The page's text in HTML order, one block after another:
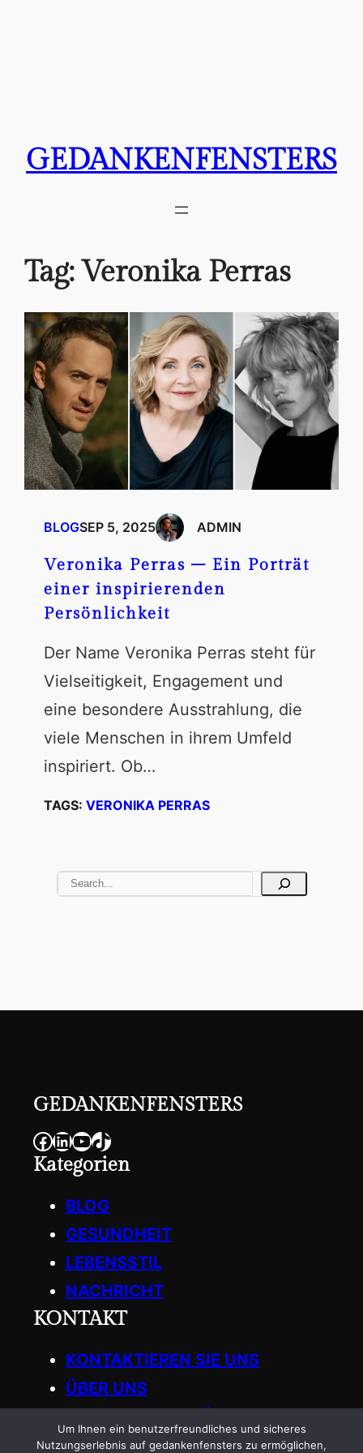
GEDANKENFENSTERS
Tag:Veronika Perras
BLOGSEP 5, 2025 ADMIN
Veronika Perras – Ein Porträt
einer inspirierenden
Persönlichkeit
Der Name Veronika Perras steht für
Vielseitigkeit, Engagement und
eine besondere Ausstrahlung, die
viele Menschen in ihrem Umfeld
inspiriert. Ob…
TAGS: VERONIKA PERRAS
GEDANKENFENSTERS
Facebook LinkedIn YouTube TikTok
Kategorien
BLOG
GESUNDHEIT
LEBENSSTIL
NACHRICHT
KONTAKT
KONTAKTIEREN SIE UNS
ÜBER UNS
Get in Touch
Um Ihnen ein benutzerfreundliches und sicheres
Nutzungserlebnis auf gedankenfensters zu ermöglichen,